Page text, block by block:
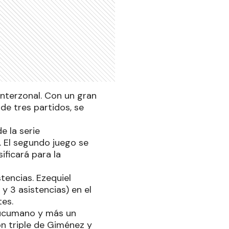
Con un gran
tres partidos, se
la serie
segundo juego se
para la
Ezequiel
3 asistencias) en el
y más un
triple de Giménez y